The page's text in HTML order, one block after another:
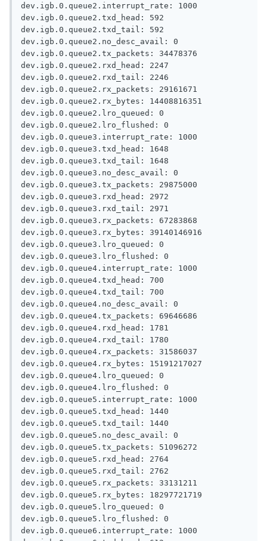
dev.igb.0.queue2.interrupt_rate: 1000
dev.igb.0.queue2.txd_head: 592
dev.igb.0.queue2.txd_tail: 592
dev.igb.0.queue2.no_desc_avail: 0
dev.igb.0.queue2.tx_packets: 34478376
dev.igb.0.queue2.rxd_head: 2247
dev.igb.0.queue2.rxd_tail: 2246
dev.igb.0.queue2.rx_packets: 29161671
dev.igb.0.queue2.rx_bytes: 14408816351
dev.igb.0.queue2.lro_queued: 0
dev.igb.0.queue2.lro_flushed: 0
dev.igb.0.queue3.interrupt_rate: 1000
dev.igb.0.queue3.txd_head: 1648
dev.igb.0.queue3.txd_tail: 1648
dev.igb.0.queue3.no_desc_avail: 0
dev.igb.0.queue3.tx_packets: 29875000
dev.igb.0.queue3.rxd_head: 2972
dev.igb.0.queue3.rxd_tail: 2971
dev.igb.0.queue3.rx_packets: 67283868
dev.igb.0.queue3.rx_bytes: 39140146916
dev.igb.0.queue3.lro_queued: 0
dev.igb.0.queue3.lro_flushed: 0
dev.igb.0.queue4.interrupt_rate: 1000
dev.igb.0.queue4.txd_head: 700
dev.igb.0.queue4.txd_tail: 700
dev.igb.0.queue4.no_desc_avail: 0
dev.igb.0.queue4.tx_packets: 69646686
dev.igb.0.queue4.rxd_head: 1781
dev.igb.0.queue4.rxd_tail: 1780
dev.igb.0.queue4.rx_packets: 31586037
dev.igb.0.queue4.rx_bytes: 15191217027
dev.igb.0.queue4.lro_queued: 0
dev.igb.0.queue4.lro_flushed: 0
dev.igb.0.queue5.interrupt_rate: 1000
dev.igb.0.queue5.txd_head: 1440
dev.igb.0.queue5.txd_tail: 1440
dev.igb.0.queue5.no_desc_avail: 0
dev.igb.0.queue5.tx_packets: 51096272
dev.igb.0.queue5.rxd_head: 2764
dev.igb.0.queue5.rxd_tail: 2762
dev.igb.0.queue5.rx_packets: 33131211
dev.igb.0.queue5.rx_bytes: 18297721719
dev.igb.0.queue5.lro_queued: 0
dev.igb.0.queue5.lro_flushed: 0
dev.igb.0.queue6.interrupt_rate: 1000